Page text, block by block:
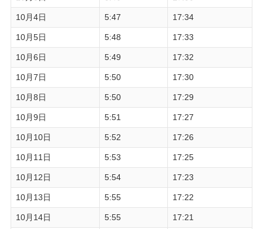
10月4日 5:47 17:34
10月5日 5:48 17:33
10月6日 5:49 17:32
10月7日 5:50 17:30
10月8日 5:50 17:29
10月9日 5:51 17:27
10月10日 5:52 17:26
10月11日 5:53 17:25
10月12日 5:54 17:23
10月13日 5:55 17:22
10月14日 5:55 17:21